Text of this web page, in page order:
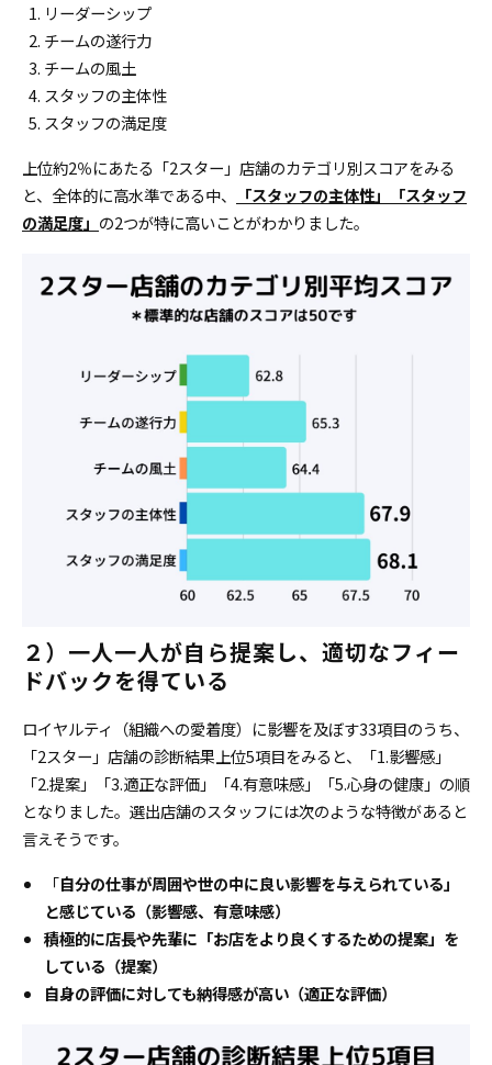
リーダーシップ
チームの遂行力
チームの風土
スタッフの主体性
スタッフの満足度
上位約2％にあたる「2スター」店舗のカテゴリ別スコアをみる
と、全体的に高水準である中、
「スタッフの主体性」「スタッフ
の満足度」 の2つが特に高いことがわかりました。
２）一人一人が自ら提案し、適切なフィー
ドバックを得ている
ロイヤルティ（組織への愛着度）に影響を及ぼす33項目のうち、
「2スター」店舗の診断結果上位5項目をみると、「1.影響感」
「2.提案」「3.適正な評価」「4.有意味感」「5.心身の健康」の順
となりました。選出店舗のスタッフには次のような特徴があると
言えそうです。
「自分の仕事が周囲や世の中に良い影響を与えられている」
と感じている（影響感、有意味感）
積極的に店長や先輩に「お店をより良くするための提案」 を
している（提案）
自身の評価に対しても納得感が高い（適正な評価）